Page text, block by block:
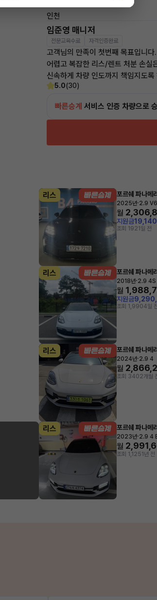
인천
임준영 매니저
전문교육수료 자격인증완료
고객님의 만족이 첫번째 목표입니다.
어렵고 복잡한 리스/렌트 처분 손실
신속하게 차량 인도까지 책임지도록
5.0(30)
빠른승계 서비스 인증 차량으로
리스 포르쉐 파나메
2025년·2.9
월
지원금
조회 1921일 전
리스 포르쉐 파나메
2018년·2.9 4S
월
지원금
조회 1,9904일
리스 포르쉐 파나메
2024년·2.9 4
월
조회 3402개월
리스 포르쉐 파나메
2023년·2.9 4
월
조회 1,1251년 전